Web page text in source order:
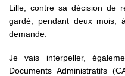
Lille, contre sa décision de
gardé, pendant deux mois,
demande.
Je vais interpeller,
Documents Administratifs